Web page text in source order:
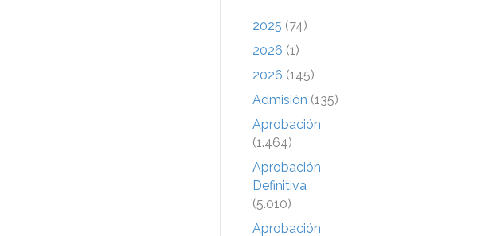
2025 (74)
2026 (1)
2026 (145)
Admisión (135)
Aprobación
(1.464)
Aprobación
Definitiva
(5.010)
Aprobación